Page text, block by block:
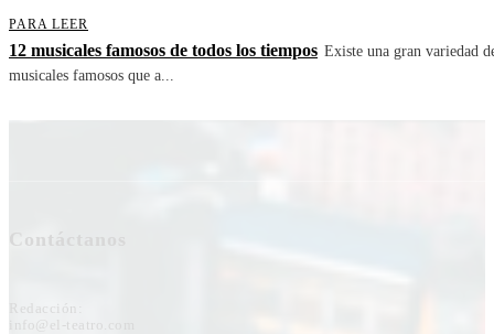
PARA LEER
12 musicales famosos de todos los tiempos Existe una gran variedad
musicales famosos que a...
Contáctanos
Redacción:
info@el-teatro.com